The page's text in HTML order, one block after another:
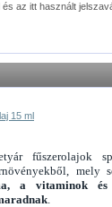
az itt használt
15 ml
fűszerolajok
mely
a vitaminok és
.